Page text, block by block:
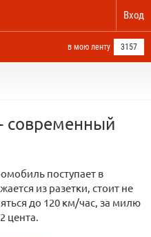
Вход
в мою ленту 3157
поступает в
из разетки, стоит не
до 120 км/час, за милю
цента.